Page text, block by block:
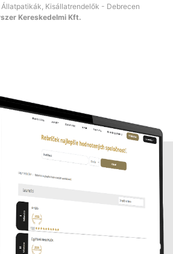
Kisállatrendelők - Debrecen
Kereskedelmi Kft.